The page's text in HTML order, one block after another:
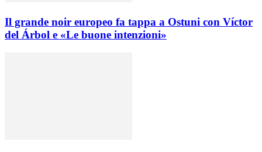
Il grande noir europeo fa tappa a Ostuni con Víctor
del Árbol e «Le buone intenzioni»